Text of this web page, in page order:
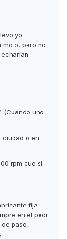
yo
moto, pero no
(Cuando uno
ciudad o en
rpm que si
fija
en el peor
paso,